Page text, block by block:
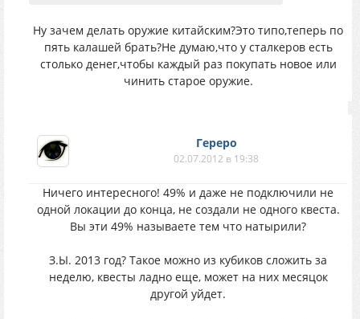
Ну зачем делать оружие китайским?Это типо,теперь по
пять калашей брать?Не думаю,что у сталкеров есть
столько денег,чтобы каждый раз покупать новое или
чинить старое оружие.
Гереро
02.07.2012 в 19:38
Ничего интересного! 49% и даже не подключили не
одной локации до конца, не создали не одного квеста.
Вы эти 49% называете тем что натырили?
З.Ы. 2013 год? Такое можно из кубиков сложить за
неделю, квесты ладно еще, может на них месяцок
другой уйдет.